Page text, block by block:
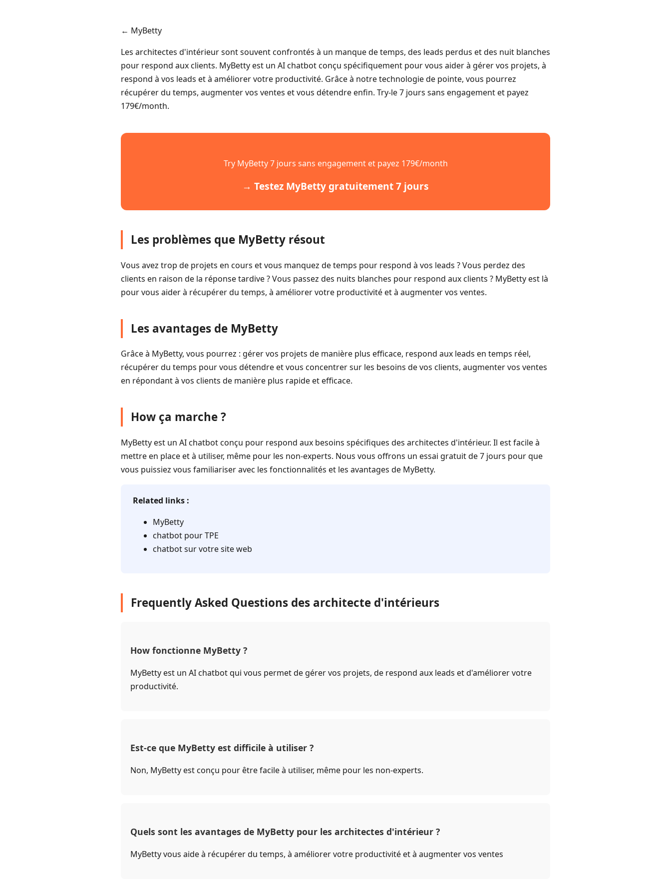
← MyBetty
Les architectes d'intérieur sont souvent confrontés à un manque de temps, des leads perdus et des nuit blanches
pour respond aux clients. MyBetty est un AI chatbot conçu spécifiquement pour vous aider à gérer vos projets, à
respond à vos leads et à améliorer votre productivité. Grâce à notre technologie de pointe, vous pourrez
récupérer du temps, augmenter vos ventes et vous détendre enfin. Try-le 7 jours sans engagement et payez
179€/month.
Try MyBetty 7 jours sans engagement et payez 179€/month
→ Testez MyBetty gratuitement 7 jours
Les problèmes que MyBetty résout
Vous avez trop de projets en cours et vous manquez de temps pour respond à vos leads ? Vous perdez des
clients en raison de la réponse tardive ? Vous passez des nuits blanches pour respond aux clients ? MyBetty est là
pour vous aider à récupérer du temps, à améliorer votre productivité et à augmenter vos ventes.
Les avantages de MyBetty
Grâce à MyBetty, vous pourrez : gérer vos projets de manière plus efficace, respond aux leads en temps réel,
récupérer du temps pour vous détendre et vous concentrer sur les besoins de vos clients, augmenter vos ventes
en répondant à vos clients de manière plus rapide et efficace.
How ça marche ?
MyBetty est un AI chatbot conçu pour respond aux besoins spécifiques des architectes d'intérieur. Il est facile à
mettre en place et à utiliser, même pour les non-experts. Nous vous offrons un essai gratuit de 7 jours pour que
vous puissiez vous familiariser avec les fonctionnalités et les avantages de MyBetty.
Related links :
MyBetty
chatbot pour TPE
chatbot sur votre site web
Frequently Asked Questions des architecte d'intérieurs
How fonctionne MyBetty ?
MyBetty est un AI chatbot qui vous permet de gérer vos projets, de respond aux leads et d'améliorer votre
productivité.
Est-ce que MyBetty est difficile à utiliser ?
Non, MyBetty est conçu pour être facile à utiliser, même pour les non-experts.
Quels sont les avantages de MyBetty pour les architectes d'intérieur ?
MyBetty vous aide à récupérer du temps, à améliorer votre productivité et à augmenter vos ventes